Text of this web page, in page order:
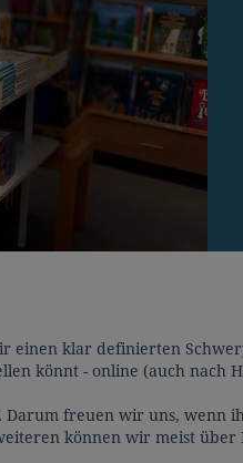
einen klar definierten
könnt - online (auch nach
freuen wir uns, wenn
können wir meist über